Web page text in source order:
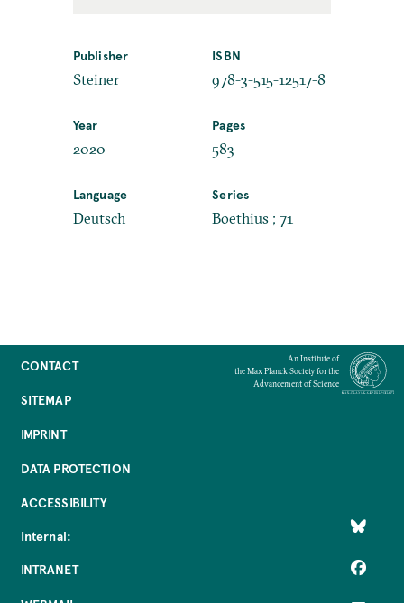
Publisher
Steiner
ISBN
978-3-515-12517-8
Year
2020
Pages
583
Language
Deutsch
Series
Boethius ; 71
CONTACT
SITEMAP
IMPRINT
DATA PROTECTION
ACCESSIBILITY
Internal:
INTRANET
An Institute of
the Max Planck Society for the
Advancement of Science